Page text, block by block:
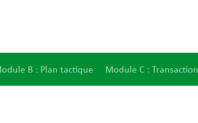
B : Plan tactique Module C : Transaction